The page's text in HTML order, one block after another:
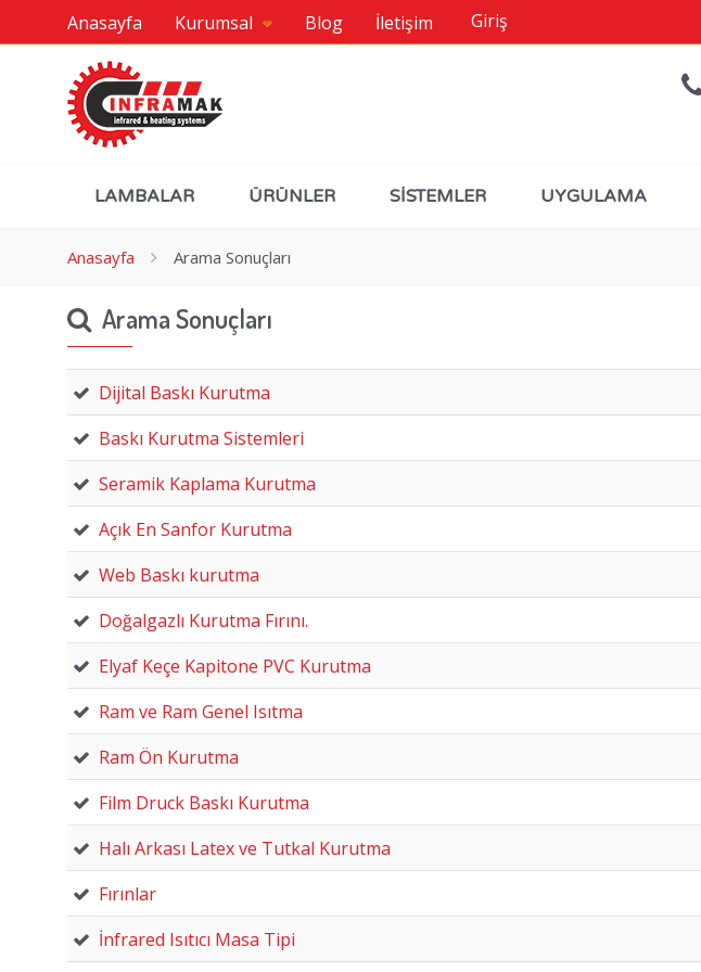
Anasayfa Kurumsal Blog İletişim Giriş
LAMBALAR ÜRÜNLER SİSTEMLER UYGULAMA
Anasayfa Arama Sonuçları
Arama Sonuçları
Dijital Baskı Kurutma
Baskı Kurutma Sistemleri
Seramik Kaplama Kurutma
Açık En Sanfor Kurutma
Web Baskı kurutma
Doğalgazlı Kurutma Fırını.
Elyaf Keçe Kapitone PVC Kurutma
Ram ve Ram Genel Isıtma
Ram Ön Kurutma
Film Druck Baskı Kurutma
Halı Arkası Latex ve Tutkal Kurutma
Fırınlar
İnfrared Isıtıcı Masa Tipi